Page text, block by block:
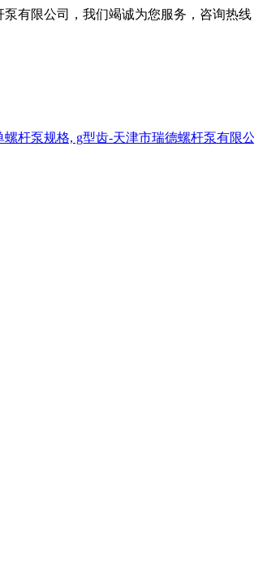
有限公司，我们竭诚为您服务，咨询热线